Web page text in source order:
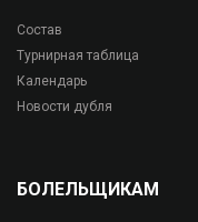
Состав
Турнирная таблица
Календарь
Новости дубля
БОЛЕЛЬЩИКАМ